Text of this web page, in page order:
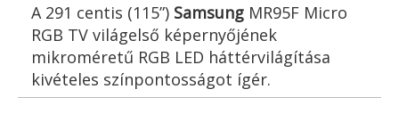
A 291 centis (115”) Samsung MR95F Micro
RGB TV világelső képernyőjének
mikroméretű RGB LED háttérvilágítása
kivételes színpontosságot ígér.